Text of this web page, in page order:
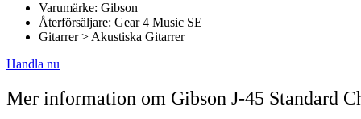
Varumärke: Gibson
Återförsäljare: Gear 4 Music SE
Gitarrer > Akustiska Gitarrer
Handla nu
Mer information om Gibson J-45 Standard